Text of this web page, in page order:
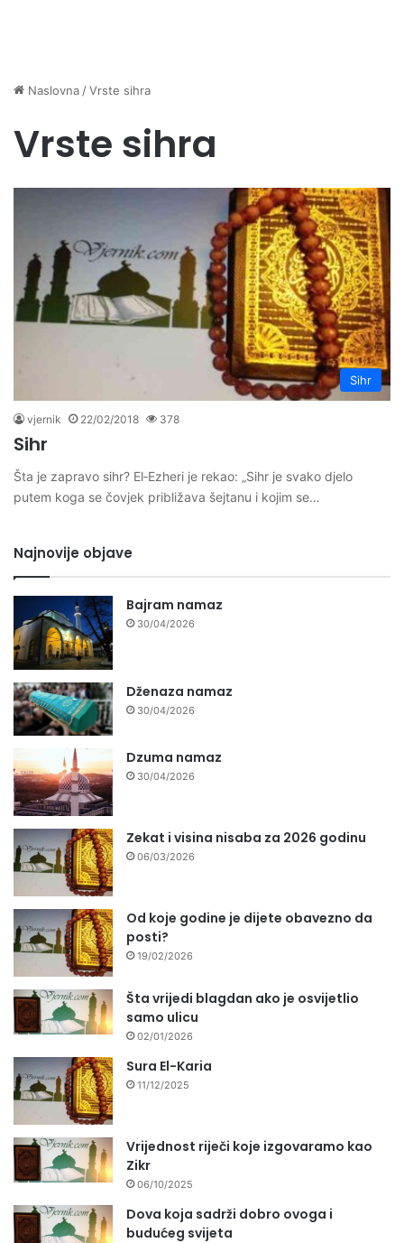
Naslovna /Vrste sihra
Vrste sihra
Sihr
vjernik 22/02/2018 378
Sihr
Šta je zapravo sihr? El‐Ezheri je rekao: „Sihr je svako djelo
putem koga se čovjek približava šejtanu i kojim se…
Najnovije objave
Bajram namaz
30/04/2026
Dženaza namaz
30/04/2026
Dzuma namaz
30/04/2026
Zekat i visina nisaba za 2026 godinu
06/03/2026
Od koje godine je dijete obavezno da
posti?
19/02/2026
Šta vrijedi blagdan ako je osvijetlio
samo ulicu
02/01/2026
Sura El-Karia
11/12/2025
Vrijednost riječi koje izgovaramo kao
Zikr
06/10/2025
Dova koja sadrži dobro ovoga i
budućeg svijeta